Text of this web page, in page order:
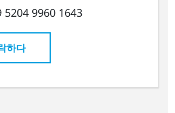
5204 9960 1643
하다